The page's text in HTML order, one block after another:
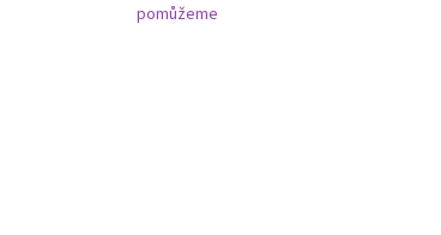
pomůžeme